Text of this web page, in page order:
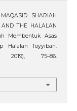
SHARIAH
AND THE HALALAN
Membentuk Asas
Halalan Toyyiban.
75–86.